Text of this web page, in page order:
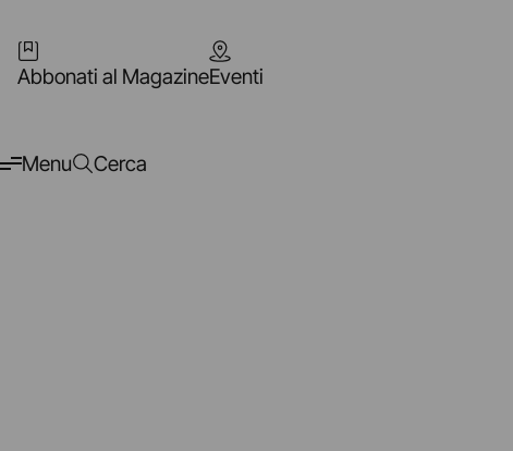
Abbonati al MagazineEventi
Menu Cerca